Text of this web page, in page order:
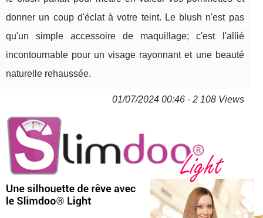
donner un coup d'éclat à votre teint. Le blush n'est pas
qu'un simple accessoire de maquillage; c'est l'allié
incontournable pour un visage rayonnant et une beauté
naturelle rehaussée.
01/07/2024 00:46 - 2 108 Views